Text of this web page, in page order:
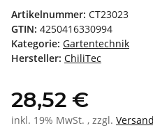
Artikelnummer: CT23023
GTIN: 4250416330994
Kategorie: Gartentechnik
Hersteller: ChiliTec
28,52 €
inkl. 19% MwSt. , zzgl. Versand